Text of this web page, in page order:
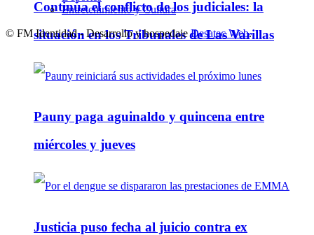
Continúa el conflicto de los judiciales: la
situación en los Tribunales de Las Varillas
Pauny paga aguinaldo y quincena entre
miércoles y jueves
Justicia puso fecha al juicio contra ex
Entretenimiento y Cultura
© FM Identidad - Desarrollo y hospedajeDesatec Web.